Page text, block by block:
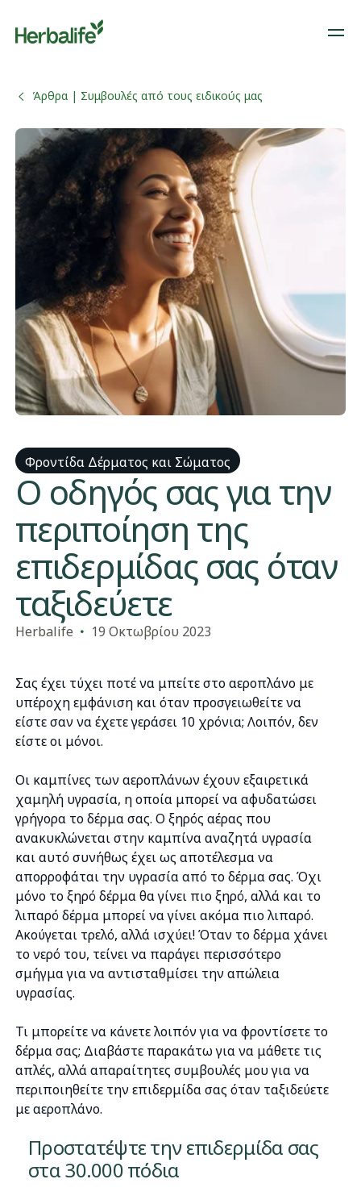
Άρθρα | Συμβουλές από τους ειδικούς μας
Φροντίδα Δέρματος και Σώματος
​Ο οδηγός σας για την
περιποίηση της
επιδερμίδας σας όταν
ταξιδεύετε
Herbalife 19 Οκτωβρίου 2023
Σας έχει τύχει ποτέ να μπείτε στο αεροπλάνο με
υπέροχη εμφάνιση και όταν προσγειωθείτε να
είστε σαν να έχετε γεράσει 10 χρόνια; Λοιπόν, δεν
είστε οι μόνοι.
Οι καμπίνες των αεροπλάνων έχουν εξαιρετικά
χαμηλή υγρασία, η οποία μπορεί να αφυδατώσει
γρήγορα το δέρμα σας. Ο ξηρός αέρας που
ανακυκλώνεται στην καμπίνα αναζητά υγρασία
και αυτό συνήθως έχει ως αποτέλεσμα να
απορροφάται την υγρασία από το δέρμα σας. Όχι
μόνο το ξηρό δέρμα θα γίνει πιο ξηρό, αλλά και το
λιπαρό δέρμα μπορεί να γίνει ακόμα πιο λιπαρό.
Ακούγεται τρελό, αλλά ισχύει! Όταν το δέρμα χάνει
το νερό του, τείνει να παράγει περισσότερο
σμήγμα για να αντισταθμίσει την απώλεια
υγρασίας.
Τι μπορείτε να κάνετε λοιπόν για να φροντίσετε το
δέρμα σας; Διαβάστε παρακάτω για να μάθετε τις
απλές, αλλά απαραίτητες συμβουλές μου για να
περιποιηθείτε την επιδερμίδα σας όταν ταξιδεύετε
με αεροπλάνο.
Προστατέψτε την επιδερμίδα σας
στα 30.000 πόδια